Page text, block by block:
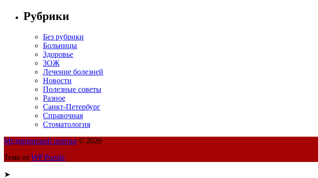
Рубрики
Без рубрики
Больницы
Здоровье
ЗОЖ
Лечение болезней
Новости
Полезные советы
Разное
Санкт-Петербург
Справочная
Стоматология
Медицинский портал © 2026
Тема от WP Puzzle
➤